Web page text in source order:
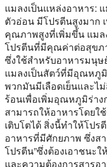
แมลงเป็นแหล่งอาหาร:
ตัวอ่อน มีโปรตีนสูงมาก
คุณภาพสูงที่เพิ่มขึ้น แมล
โปรตีนที่มีคุณค่าต่อสุขภ
ซึ่งใช้สำหรับอาหารมนุษ
แมลงเป็นสัตว์ที่มีอุณหภู
พวกมันมีเลือดเย็นและไ
ร้อนเพื่อเพิ่มอุณหภูมิร่า
สามารถให้อาหารโดยใ
เติบโตได้ สิ่งนี้ทำให้โป
อาหารที่มีศักยภาพ ซึ่งสา
โปรตีน”ซึ่งต้องเอาชนะ
และความต้องการสารอ